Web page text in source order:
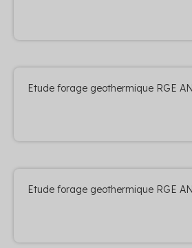
Etude forage geothermique RGE
Etude forage geothermique RGE